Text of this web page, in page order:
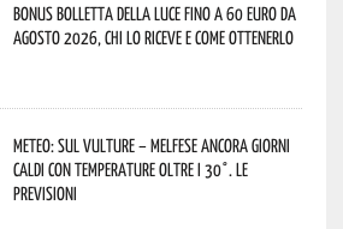
Bonus bolletta della luce fino a 60 euro da
agosto 2026, chi lo riceve e come ottenerlo
Meteo: sul Vulture – melfese ancora giorni
caldi con temperature oltre i 30°. Le
previsioni